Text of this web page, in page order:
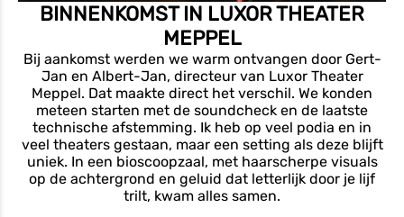
BINNENKOMST IN LUXOR THEATER
MEPPEL
Bij aankomst werden we warm ontvangen door Gert-
Jan en Albert-Jan, directeur van Luxor Theater
Meppel. Dat maakte direct het verschil. We konden
meteen starten met de soundcheck en de laatste
technische afstemming. Ik heb op veel podia en in
veel theaters gestaan, maar een setting als deze blijft
uniek. In een bioscoopzaal, met haarscherpe visuals
op de achtergrond en geluid dat letterlijk door je lijf
trilt, kwam alles samen.